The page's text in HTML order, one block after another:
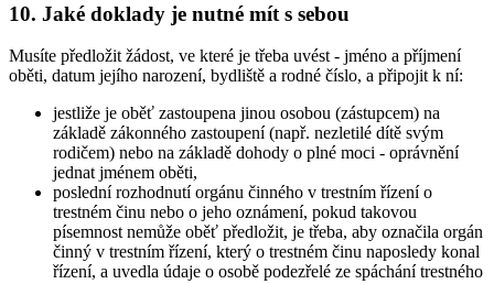
10. Jaké doklady je nutné mít s sebou
Musíte předložit žádost, ve které je třeba uvést - jméno a příjmení
oběti, datum jejího narození, bydliště a rodné číslo, a připojit k ní:
jestliže je oběť zastoupena jinou osobou (zástupcem) na
základě zákonného zastoupení (např. nezletilé dítě svým
rodičem) nebo na základě dohody o plné moci - oprávnění
jednat jménem oběti,
poslední rozhodnutí orgánu činného v trestním řízení o
trestném činu nebo o jeho oznámení, pokud takovou
písemnost nemůže oběť předložit, je třeba, aby označila orgán
činný v trestním řízení, který o trestném činu naposledy konal
řízení, a uvedla údaje o osobě podezřelé ze spáchání trestného